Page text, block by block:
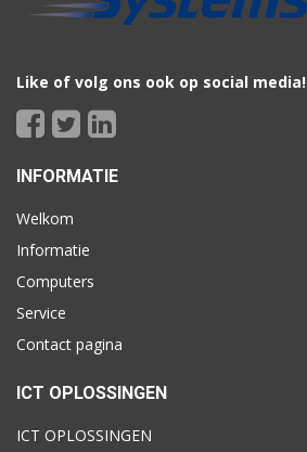
Like of volg ons ook op social media!
INFORMATIE
Welkom
Informatie
Computers
Service
Contact pagina
ICT OPLOSSINGEN
ICT OPLOSSINGEN